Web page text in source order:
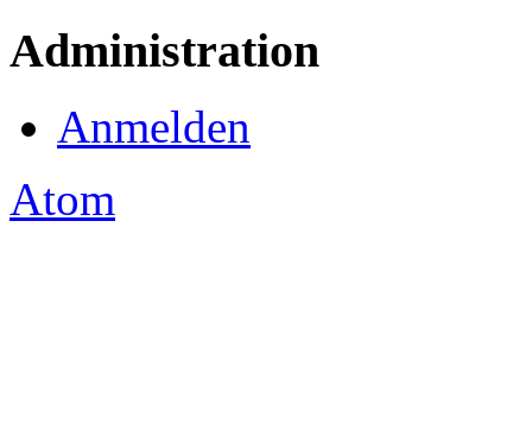
Administration
Anmelden
Atom